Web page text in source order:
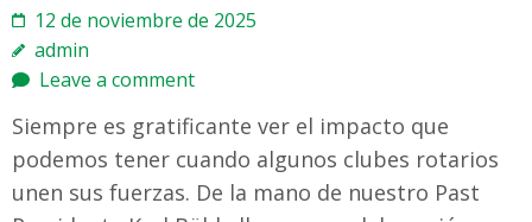
12 de noviembre de 2025
admin
Leave a comment
Siempre es gratificante ver el impacto que
podemos tener cuando algunos clubes rotarios
unen sus fuerzas. De la mano de nuestro Past